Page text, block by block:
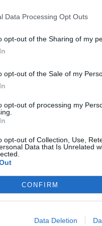
Data Processing Opt Outs
opt-out of the Sharing of my
opt-out of the Sale of my
opt-out of processing my
opt-out of Collection, Use,
Data that Is Unrelated
CONFIRM
Data Deletion
gens qui n’étaient
de souffrir
traverseront un
peur d’avoir le cœur